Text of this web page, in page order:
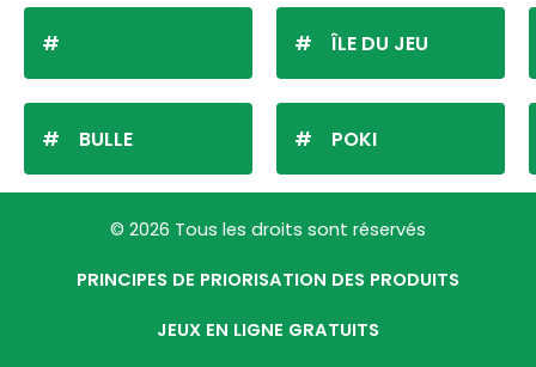
BULLE
ÎLE DU JEU
POKI
© 2026 Tous les droits sont réservés
PRINCIPES DE PRIORISATION DES PRODUITS
JEUX EN LIGNE GRATUITS